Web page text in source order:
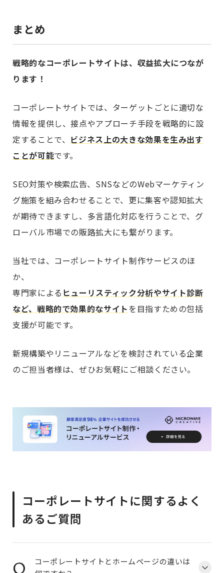
まとめ
戦略的なコーポレートサイトは、収益拡大につなが
ります！
コーポレートサイトでは、ターゲットごとに適切な
情報を提供し、接点やアプローチ手段を戦略的に設
定することで、 ビジネス上の大きな効果を生み出す
ことが可能です。
SEO対策や検索広告、SNSなどのWebマーケティン
グ施策を組み合わせることで、更に集客や認知拡大
が期待できますし、多言語化対応を行うことで、グ
ローバル市場での販路拡大にも繋がります。
当社では、コーポレートサイト制作サービスのほ
か、
専門家による ヒューリスティック分析やサイト診断
など、戦略的で効果的なサイトを目指すための包括
支援が可能です。
新規構築やリニューアルなどを検討されている企業
のご担当者様は、ぜひお気軽にご相談ください。
コーポレートサイトに関するよく
あるご質問
Q
コーポレートサイトとホームページの違いは